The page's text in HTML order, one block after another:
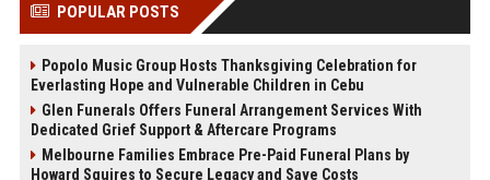
POPULAR POSTS
Popolo Music Group Hosts Thanksgiving Celebration for
Everlasting Hope and Vulnerable Children in Cebu
Glen Funerals Offers Funeral Arrangement Services With
Dedicated Grief Support & Aftercare Programs
Melbourne Families Embrace Pre-Paid Funeral Plans by
Howard Squires to Secure Legacy and Save Costs